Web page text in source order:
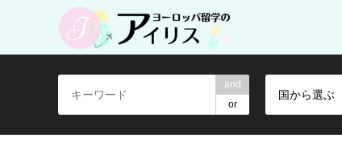
and
or
国から選ぶ